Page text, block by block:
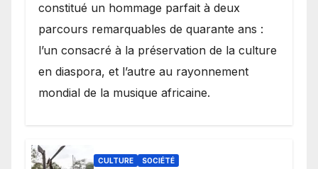
constitué un hommage parfait à deux
parcours remarquables de quarante ans :
l’un consacré à la préservation de la culture
en diaspora, et l’autre au rayonnement
mondial de la musique africaine.
CULTURE SOCIÉTÉ